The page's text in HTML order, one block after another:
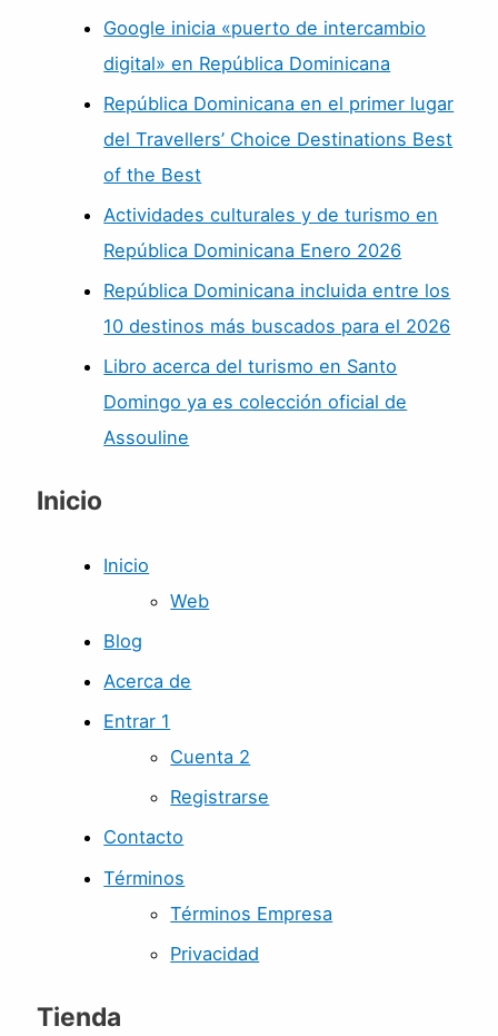
Google inicia «puerto de intercambio
digital» en República Dominicana
República Dominicana en el primer lugar
del Travellers’ Choice Destinations Best
of the Best
Actividades culturales y de turismo en
República Dominicana Enero 2026
República Dominicana incluida entre los
10 destinos más buscados para el 2026
Libro acerca del turismo en Santo
Domingo ya es colección oficial de
Assouline
Inicio
Inicio
Web
Blog
Acerca de
Entrar 1
Cuenta 2
Registrarse
Contacto
Términos
Términos Empresa
Privacidad
Tienda